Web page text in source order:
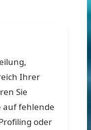
Ihrer
Sie
auf fehlende
oder